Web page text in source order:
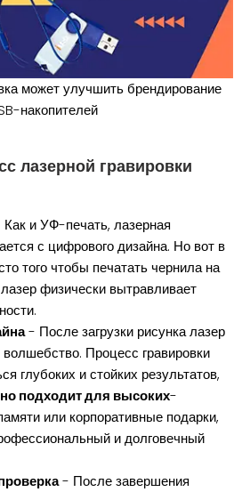
может улучшить брендирование
накопителей
лазерной гравировки
и УФ-печать, лазерная
с цифрового дизайна. Но вот в
того чтобы печатать чернила на
физически вытравливает
- После загрузки рисунка лазер
волшебство. Процесс гравировки
глубоких и стойких результатов,
подходит для высоких-
или корпоративные подарки,
и долговечный
- После завершения